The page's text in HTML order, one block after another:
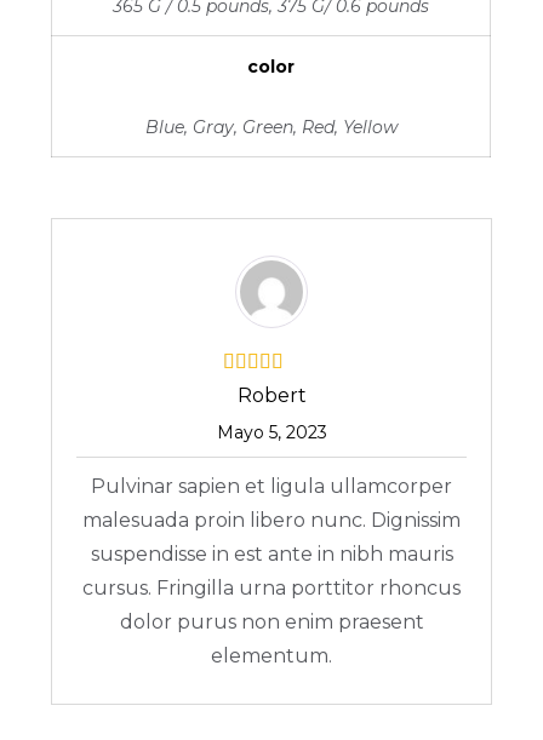
365 G / 0.5 pounds, 375 G/ 0.6 pounds
color
Blue, Gray, Green, Red, Yellow
Robert
Mayo 5, 2023
Pulvinar sapien et ligula ullamcorper
malesuada proin libero nunc. Dignissim
suspendisse in est ante in nibh mauris
cursus. Fringilla urna porttitor rhoncus
dolor purus non enim praesent
elementum.